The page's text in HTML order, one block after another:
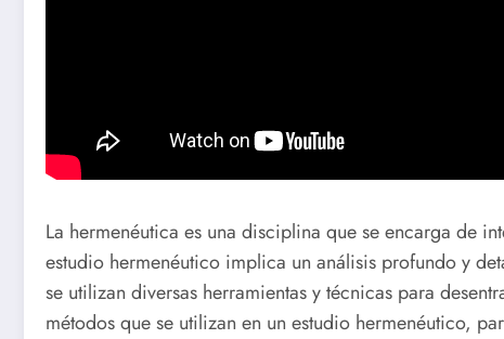
La hermenéutica es una disciplina que se encarga de
estudio hermenéutico implica un análisis profundo y
se utilizan diversas herramientas y técnicas para
métodos que se utilizan en un estudio hermenéutico,